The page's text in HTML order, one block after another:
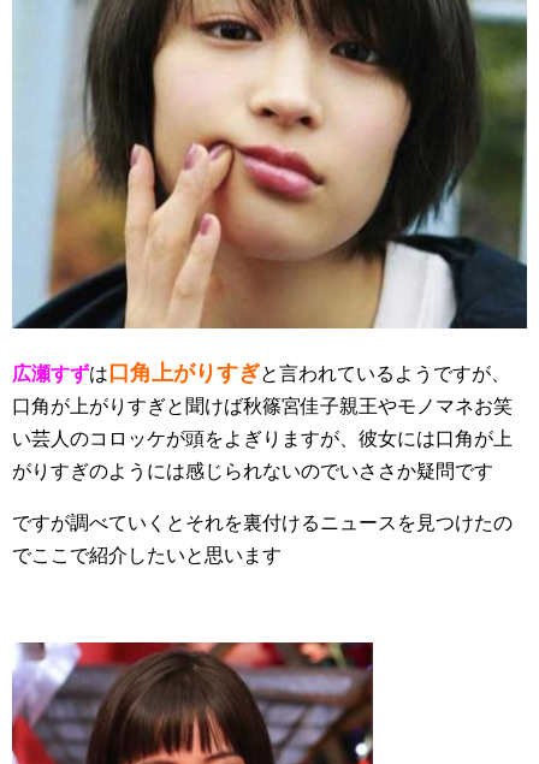
広瀬すずは 口角上がりすぎと言われているようですが、
口角が上がりすぎと聞けば秋篠宮佳子親王やモノマネお笑
い芸人のコロッケが頭をよぎりますが、彼女には口角が上
がりすぎのようには感じられないのでいささか疑問です
ですが調べていくとそれを裏付けるニュースを見つけたの
でここで紹介したいと思います